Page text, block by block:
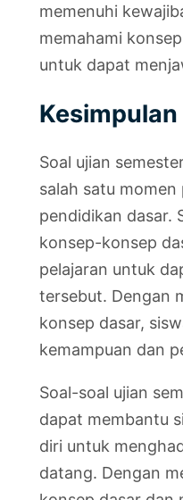
memenuhi
memahami
untuk dapat
Kesimpulan
Soal ujian
salah satu
pendidikan dasar.
konsep-konsep
pelajaran untuk
tersebut. Dengan
konsep dasar,
kemampuan dan
Soal-soal ujian
dapat membantu
diri untuk
datang. Dengan